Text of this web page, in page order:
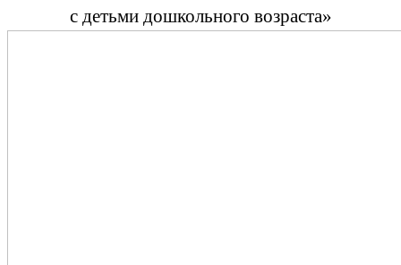
с детьми дошкольного возраста»